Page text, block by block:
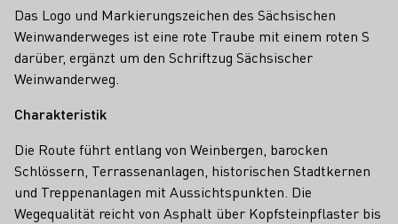
Das Logo und Markierungszeichen des Sächsischen
Weinwanderweges ist eine rote Traube mit einem roten S
darüber, ergänzt um den Schriftzug Sächsischer
Weinwanderweg.
Charakteristik
Die Route führt entlang von Weinbergen, barocken
Schlössern, Terrassenanlagen, historischen Stadtkernen
und Treppenanlagen mit Aussichtspunkten. Die
Wegequalität reicht von Asphalt über Kopfsteinpﬂaster bis